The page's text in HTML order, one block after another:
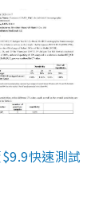
快速測試